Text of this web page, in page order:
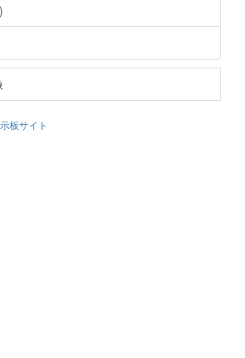
板サイト